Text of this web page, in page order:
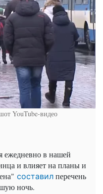
YouTube-видео
ежедневно в нашей
и влияет на планы и
составил перечень
ночь.